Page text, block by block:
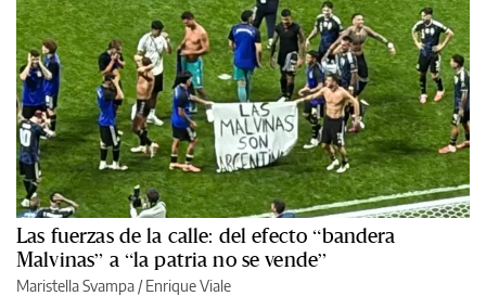
Las fuerzas de la calle: del efecto “bandera
Malvinas” a “la patria no se vende”
Maristella Svampa /Enrique Viale